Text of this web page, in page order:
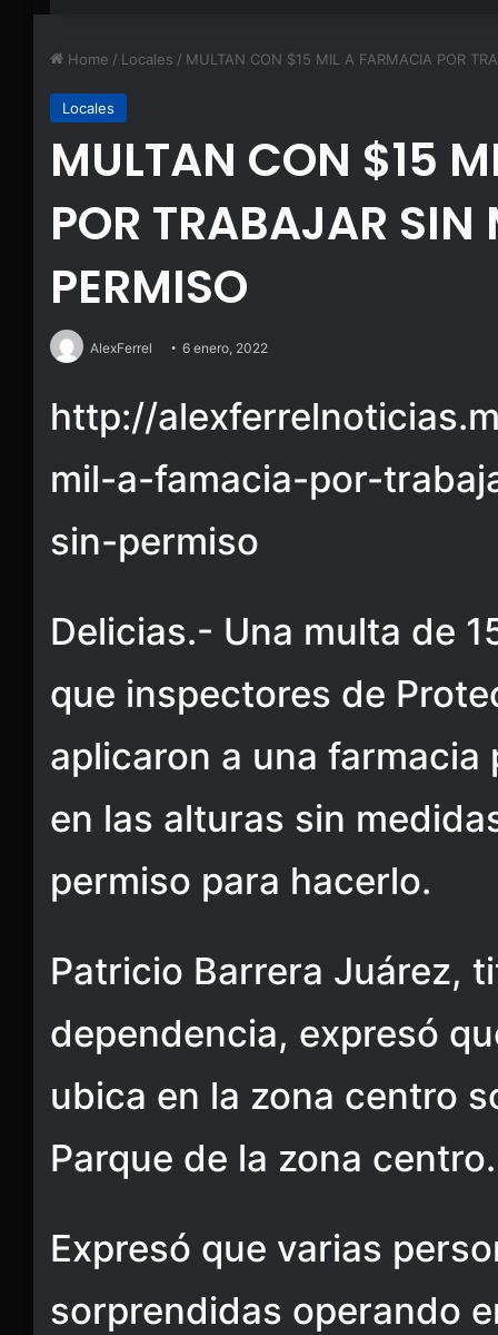
Home / Locales / MULTAN CON $15 MIL A FARMACIA POR
Locales
MULTAN CON $15
POR TRABAJAR SIN
PERMISO
AlexFerrel 6 enero, 2022
http://
mil-a-famacia-por-
sin-permiso
Delicias.- Una multa de
que inspectores de
aplicaron a una
en las alturas sin
permiso para hacerlo.
Patricio Barrera Juárez,
dependencia, expresó
ubica en la zona centro
Parque de la zona centro.
Expresó que varias
sorprendidas operando